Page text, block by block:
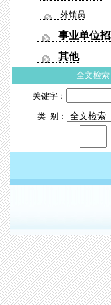
外销员
事业单位
其他
全文检索
关键字：
类 别：